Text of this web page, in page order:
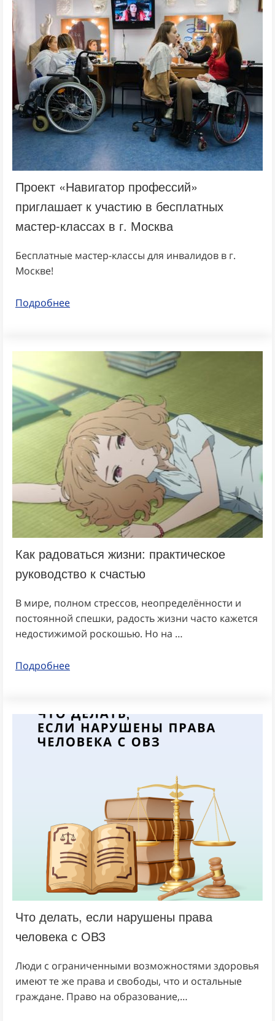
Проект «Навигатор профессий»
приглашает к участию в бесплатных
мастер-классах в г. Москва
Бесплатные мастер-классы для инвалидов в г.
Москве!
Подробнее
Как радоваться жизни: практическое
руководство к счастью
В мире, полном стрессов, неопределённости и
постоянной спешки, радость жизни часто кажется
недостижимой роскошью. Но на …
Подробнее
Что делать, если нарушены права
человека с ОВЗ
Люди с ограниченными возможностями здоровья
имеют те же права и свободы, что и остальные
граждане. Право на образование,…